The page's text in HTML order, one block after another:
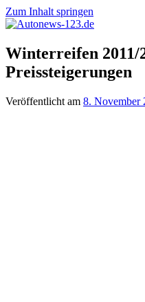
Zum Inhalt springen
Autonews-
123.de
Autonews
mit
Charme
Winterreifen 2011/
Preissteigerungen
Veröffentlicht am 8. November